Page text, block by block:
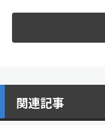
関連記事